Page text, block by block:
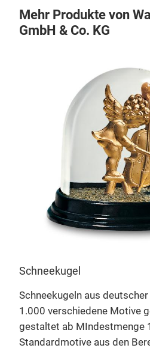
Mehr Produkte von
GmbH & Co. KG
Schneekugel
Schneekugeln aus
1.000 verschiedene Motive
gestaltet ab MIndestmenge
Standardmotive aus den